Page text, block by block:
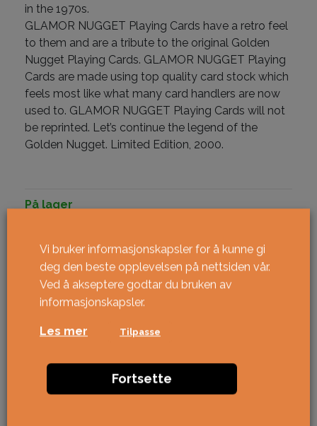
in the 1970s.
GLAMOR NUGGET Playing Cards have a retro feel
to them and are a tribute to the original Golden
Nugget Playing Cards. GLAMOR NUGGET Playing
Cards are made using top quality card stock which
feels most like what many card handlers are now
used to. GLAMOR NUGGET Playing Cards will not
be reprinted. Let’s continue the legend of the
Golden Nugget. Limited Edition, 2000.
På lager
Vi bruker informasjonskapsler for å kunne gi
deg den beste opplevelsen på nettsiden vår.
Ved å akseptere godtar du bruken av
informasjonskapsler.
Les mer Tilpasse
Fortsette